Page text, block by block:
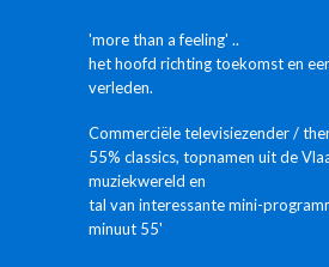
'more than a feeling' ..
het hoofd richting toekomst en
verleden.
Commerciële televisiezender /
55% classics, topnamen uit de
muziekwereld en
tal van interessante mini-
minuut 55'